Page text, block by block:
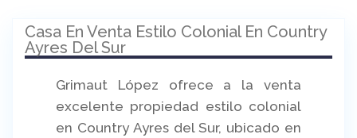
Casa En Venta Estilo Colonial En Country
Ayres Del Sur
Grimaut López ofrece a la venta
excelente propiedad estilo colonial
en Country Ayres del Sur, ubicado en